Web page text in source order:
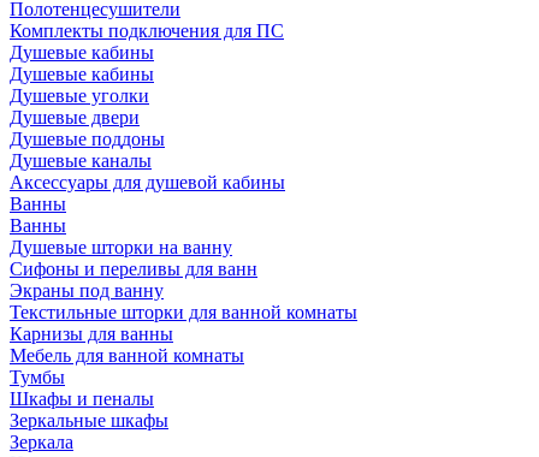
Полотенцесушители
Комплекты подключения для ПС
Душевые кабины
Душевые кабины
Душевые уголки
Душевые двери
Душевые поддоны
Душевые каналы
Аксессуары для душевой кабины
Ванны
Ванны
Душевые шторки на ванну
Сифоны и переливы для ванн
Экраны под ванну
Текстильные шторки для ванной комнаты
Карнизы для ванны
Мебель для ванной комнаты
Тумбы
Шкафы и пеналы
Зеркальные шкафы
Зеркала